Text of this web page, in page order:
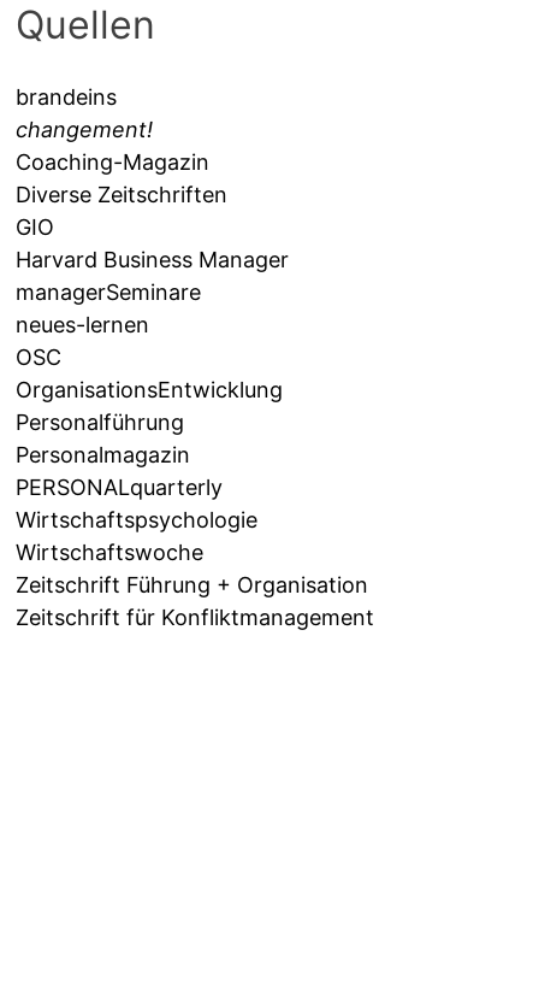
Quellen
brandeins
changement!
Coaching-Magazin
Diverse Zeitschriften
GIO
Harvard Business Manager
managerSeminare
neues-lernen
OSC
OrganisationsEntwicklung
Personalführung
Personalmagazin
PERSONALquarterly
Wirtschaftspsychologie
Wirtschaftswoche
Zeitschrift Führung + Organisation
Zeitschrift für Konfliktmanagement